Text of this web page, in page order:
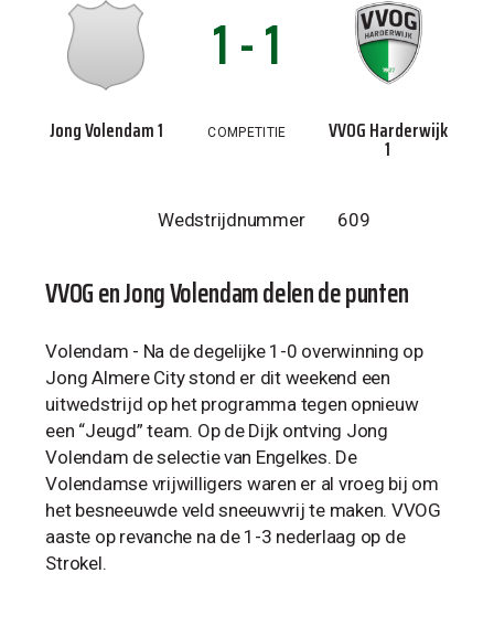
1 - 1
Jong Volendam 1 COMPETITIE VVOG Harderwijk
1
Wedstrijdnummer 609
VVOG en Jong Volendam delen de punten
Volendam - Na de degelijke 1-0 overwinning op
Jong Almere City stond er dit weekend een
uitwedstrijd op het programma tegen opnieuw
een “Jeugd” team. Op de Dijk ontving Jong
Volendam de selectie van Engelkes. De
Volendamse vrijwilligers waren er al vroeg bij om
het besneeuwde veld sneeuwvrij te maken. VVOG
aaste op revanche na de 1-3 nederlaag op de
Strokel.